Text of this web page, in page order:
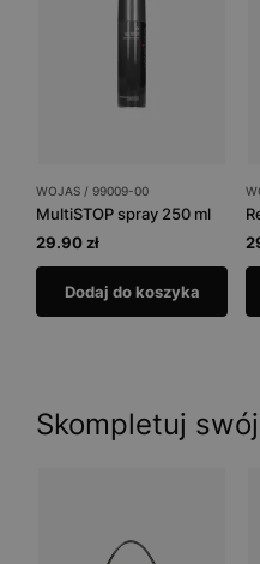
WOJAS / 99009-00
MultiSTOP spray 250 ml
29.90 zł
Dodaj do koszyka
Skompletuj